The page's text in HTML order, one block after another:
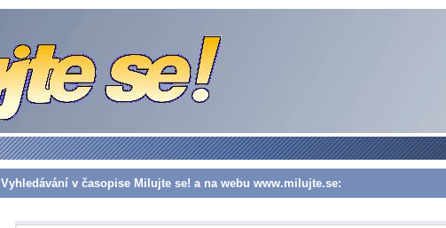
Vyhledávání v časopise Milujte se! a na webu www.milujte.se: